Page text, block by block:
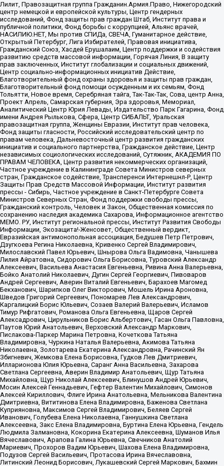
Лилит, Правозащитная группа Гражданин.Армия.Право, Нижегородский
центр немецкой и европейской культуры, Центр гендерных
исследований, Фонд защиты прав граждан Штаб, Институт права и
публичной политики, Фонд борьбы с коррупцией, Альянс врачей,
НАСИЛИЮ.НЕТ, Мы против СПИДа, СВЕЧА, Гуманитарное действие,
Открытый Петербург, Лига Избирателей, Правовая инициатива,
Гражданский Союз, Хасдей Ерушалаим, Центр поддержки и содействия
развитию средств массовой информации, Горячая Линия, В защиту
прав заключенных, Институт глобализации и социальных движений,
Центр социально-информационных инициатив Действие,
Благотворительный фонд охраны здоровья и защиты прав граждан,
Благотворительный фонд помощи осужденным и их семьям, Фонд
Тольятти, Новое время, Серебряная тайга, Так-Так-Так, Сова, центр Анна,
Проект Апрель, Самарская губерния, Эра здоровья, Мемориал,
Аналитический Центр Юрия Левады, Издательство Парк Гагарина, Фонд
имени Андрея Рылькова, Сфера, Центр СИБАЛЬТ, Уральская
правозащитная группа, Женщины Евразии, Институт прав человека,
Фонд защиты гласности, Российский исследовательский центр по
правам человека, Дальневосточный центр развития гражданских
инициатив и социального партнерства, Гражданское действие, Центр
независимых социологических исследований, Сутяжник, АКАДЕМИЯ ПО
ПРАВАМ ЧЕЛОВЕКА, Центр развития некоммерческих организаций,
Частное учреждение в Калининграде Совета Министров северных
стран, Гражданское содействие, Трансперенси Интернешнл-Р, Центр
Защиты Прав Средств Массовой Информации, Институт развития
прессы - Сибирь, Частное учреждение в Санкт-Петербурге Совета
Министров Северных Стран, Фонд поддержки свободы прессы,
Гражданский контроль, Человек и Закон, Общественная комиссия по
сохранению наследия академика Сахарова, Информационное агентство
МЕМО. РУ, Институт региональной прессы, Институт Развития Свободы
Информации, Экозащита!-Женсовет, Общественный вердикт,
Евразийская антимонопольная ассоциация, Бедушев Петр Петрович,
Дзугкоева Регина Николаевна, Кривенко Сергей Владимирович,
Милославский Павел Юрьевич, Шнырова Ольга Вадимовна, Чанышева
Лилия Айратовна, Сидорович Ольга Борисовна, Туровский Александр
Алексеевич, Васильева Анастасия Евгеньевна, Ривина Анна Валерьевна,
Бойко Анатолий Николаевич, Дугин Сергей Георгиевич, Пивоваров
Андрей Сергеевич, Аверин Виталий Евгеньевич, Барахоев Магомед
Бекханович, Шарипков Олег Викторович, Мошель Ирина Ароновна,
Шведов Григорий Сергеевич, Пономарев Лев Александрович,
Каргалицкий Борис Юльевич, Созаев Валерий Валерьевич, Исламов
Тимур Рифгатович, Романова Ольга Евгеньевна, Щаров Сергей
Алексадрович, Цирульников Борис Альбертович, Гасан Ольга Павловна,
Паутов Юрий Анатольевич, Верховский Александр Маркович,
Пислакова-Паркер Марина Петровна, Кочеткова Татьяна
Владимировна, Чуркина Наталья Валерьевна, Акимова Татьяна
Николаевна, Золотарева Екатерина Александровна, Рачинский Ян
Збигневич, Жемкова Елена Борисовна, Гудков Лев Дмитриевич,
Илларионова Юлия Юрьевна, Саранг Анна Васильевна, Захарова
Светлана Сергеевна, Аверин Владимир Анатольевич, Щур Татьяна
Михайловна, Щур Николай Алексеевич, Блинушов Андрей Юрьевич,
Мосин Алексей Геннадьевич, Гефтер Валентин Михайлович, Симонов
Алексей Кириллович, Флиге Ирина Анатольевна, Мельникова Валентина
Дмитриевна, Вититинова Елена Владимировна, Баженова Светлана
Куприяновна, Максимов Сергей Владимирович, Беляев Сергей
Иванович, Голубева Елена Николаевна, Ганнушкина Светлана
Алексеевна, Закс Елена Владимировна, Буртина Елена Юрьевна, Гендель
Людмила Залмановна, Кокорина Екатерина Алексеевна, Шуманов Илья
Вячеславович, Арапова Галина Юрьевна, Свечников Анатолий
Мариевич, Прохоров Вадим Юрьевич, Шахова Елена Владимировна,
Подузов Сергей Васильевич, Протасова Ирина Вячеславовна,
Литинский Леонид Борисович, Лукашевский Сергей Маркович, Бахмин